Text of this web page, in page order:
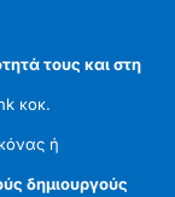
τους και στη
κοκ.
ή
δημιουργούς